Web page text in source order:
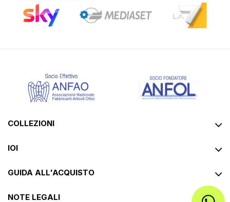
COLLEZIONI
IOI
GUIDA ALL'ACQUISTO
NOTE LEGALI